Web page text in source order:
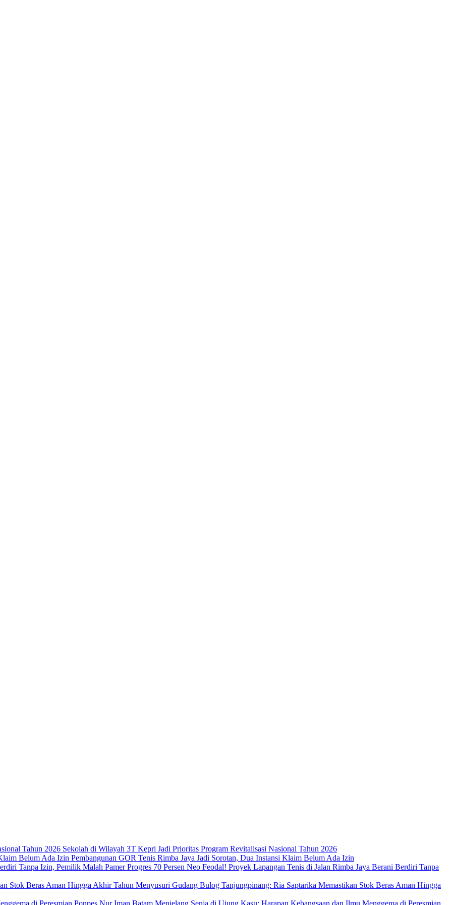
Sekolah di Wilayah 3T Kepri Jadi Prioritas Program Revitalisasi Nasional Tahun 2026
Pembangunan GOR Tenis Rimba Jaya Jadi Sorotan, Dua Instansi Klaim Belum Ada Izin
Neo Feodal! Proyek Lapangan Tenis di Jalan Rimba Jaya Berani Berdiri Tanpa
Menyusuri Gudang Bulog Tanjungpinang: Ria Saptarika Memastikan Stok Beras Aman Hingga
Menjelang Senja di Ujung Kasu: Harapan Kebangsaan dan Ilmu Menggema di Peresmian